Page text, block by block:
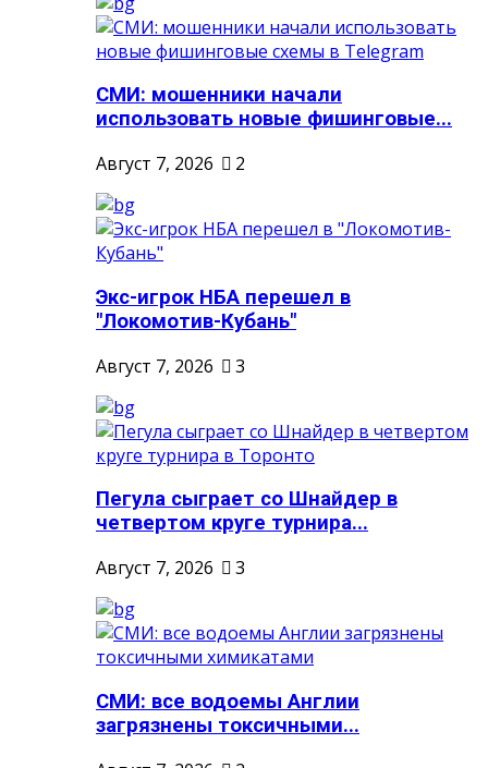
СМИ: мошенники начали
использовать новые фишинговые...
Август 7, 2026
2
Экс-игрок НБА перешел в
"Локомотив-Кубань"
Август 7, 2026
3
Пегула сыграет со Шнайдер в
четвертом круге турнира...
Август 7, 2026
3
СМИ: все водоемы Англии
загрязнены токсичными...